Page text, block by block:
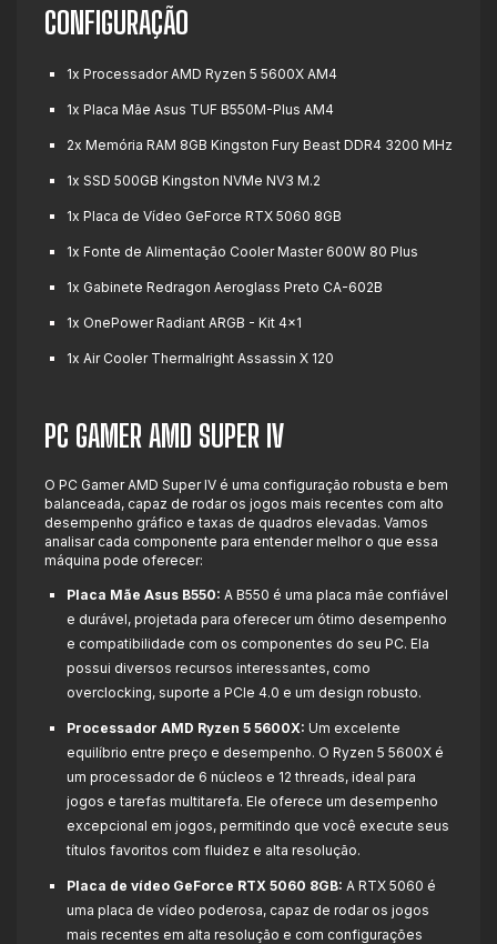
CONFIGURAÇÃO
1x Processador AMD Ryzen 5 5600X AM4
1x Placa Mãe Asus TUF B550M-Plus AM4
2x Memória RAM 8GB Kingston Fury Beast DDR4 3200 MHz
1x SSD 500GB Kingston NVMe NV3 M.2
1x Placa de Vídeo GeForce RTX 5060 8GB
1x Fonte de Alimentação Cooler Master 600W 80 Plus
1x Gabinete Redragon Aeroglass Preto CA-602B
1x OnePower Radiant ARGB - Kit 4x1
1x Air Cooler Thermalright Assassin X 120
PC GAMER AMD SUPER IV
O PC Gamer AMD Super IV é uma configuração robusta e bem
balanceada, capaz de rodar os jogos mais recentes com alto
desempenho gráfico e taxas de quadros elevadas. Vamos
analisar cada componente para entender melhor o que essa
máquina pode oferecer:
Placa Mãe Asus B550: A B550 é uma placa mãe confiável
e durável, projetada para oferecer um ótimo desempenho
e compatibilidade com os componentes do seu PC. Ela
possui diversos recursos interessantes, como
overclocking, suporte a PCIe 4.0 e um design robusto.
Processador AMD Ryzen 5 5600X: Um excelente
equilíbrio entre preço e desempenho. O Ryzen 5 5600X é
um processador de 6 núcleos e 12 threads, ideal para
jogos e tarefas multitarefa. Ele oferece um desempenho
excepcional em jogos, permitindo que você execute seus
títulos favoritos com fluidez e alta resolução.
Placa de vídeo GeForce RTX 5060 8GB: A RTX 5060 é
uma placa de vídeo poderosa, capaz de rodar os jogos
mais recentes em alta resolução e com configurações